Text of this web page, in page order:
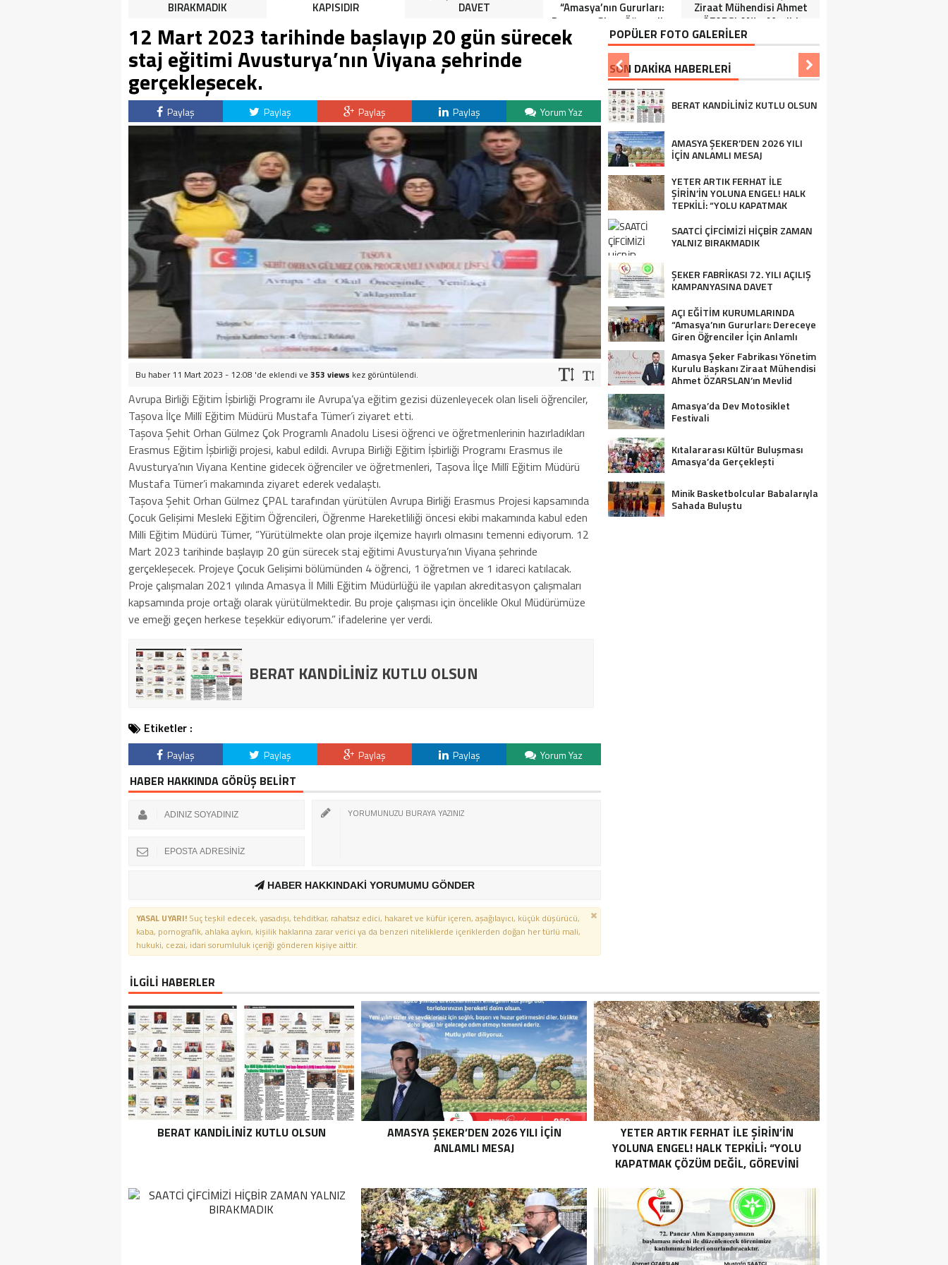
BIRAKMADIK
KAPISIDIR
DAVET
“Amasya’nın Gururları:
Dereceye Giren Öğrenciler
İçin Anlamlı Tören”
Ziraat Mühendisi Ahmet
ÖZARSLAN’ın Mevlid
Kandili Mesajı
12 Mart 2023 tarihinde başlayıp 20 gün sürecek
staj eğitimi Avusturya’nın Viyana şehrinde
gerçekleşecek.
Paylaş Paylaş Paylaş Paylaş Yorum Yaz
Bu haber 11 Mart 2023 - 12:08 'de eklendi ve 353 views kez görüntülendi.
Avrupa Birliği Eğitim İşbirliği Programı ile Avrupa’ya eğitim gezisi düzenleyecek olan liseli öğrenciler,
Taşova İlçe Millî Eğitim Müdürü Mustafa Tümer’i ziyaret etti.
Taşova Şehit Orhan Gülmez Çok Programlı Anadolu Lisesi öğrenci ve öğretmenlerinin hazırladıkları
Erasmus Eğitim İşbirliği projesi, kabul edildi. Avrupa Birliği Eğitim İşbirliği Programı Erasmus ile
Avusturya’nın Viyana Kentine gidecek öğrenciler ve öğretmenleri, Taşova İlçe Millî Eğitim Müdürü
Mustafa Tümer’i makamında ziyaret ederek vedalaştı.
Taşova Şehit Orhan Gülmez ÇPAL tarafından yürütülen Avrupa Birliği Erasmus Projesi kapsamında
Çocuk Gelişimi Mesleki Eğitim Öğrencileri, Öğrenme Hareketliliği öncesi ekibi makamında kabul eden
Milli Eğitim Müdürü Tümer, “Yürütülmekte olan proje ilçemize hayırlı olmasını temenni ediyorum. 12
Mart 2023 tarihinde başlayıp 20 gün sürecek staj eğitimi Avusturya’nın Viyana şehrinde
gerçekleşecek. Projeye Çocuk Gelişimi bölümünden 4 öğrenci, 1 öğretmen ve 1 idareci katılacak.
Proje çalışmaları 2021 yılında Amasya İl Milli Eğitim Müdürlüğü ile yapılan akreditasyon çalışmaları
kapsamında proje ortağı olarak yürütülmektedir. Bu proje çalışması için öncelikle Okul Müdürümüze
ve emeği geçen herkese teşekkür ediyorum.” ifadelerine yer verdi.
BERAT KANDİLİNİZ KUTLU OLSUN
Etiketler :
Paylaş Paylaş Paylaş Paylaş Yorum Yaz
HABER HAKKINDA GÖRÜŞ BELİRT
HABER HAKKINDAKİ YORUMUMU GÖNDER
YASAL UYARI! Suç teşkil edecek, yasadışı, tehditkar, rahatsız edici, hakaret ve küfür içeren, aşağılayıcı, küçük düşürücü,
kaba, pornografik, ahlaka aykırı, kişilik haklarına zarar verici ya da benzeri niteliklerde içeriklerden doğan her türlü mali,
hukuki, cezai, idari sorumluluk içeriği gönderen kişiye aittir.
POPÜLER FOTO GALERİLER
SON DAKİKA HABERLERİ
BERAT KANDİLİNİZ KUTLU OLSUN
AMASYA ŞEKER’DEN 2026 YILI
İÇİN ANLAMLI MESAJ
YETER ARTIK FERHAT İLE
ŞİRİN’İN YOLUNA ENGEL! HALK
TEPKİLİ: “YOLU KAPATMAK
SAATCİ ÇİFCİMİZİ HİÇBİR ZAMAN
YALNIZ BIRAKMADIK
ŞEKER FABRİKASI 72. YILI AÇILIŞ
KAMPANYASINA DAVET
AÇI EĞİTİM KURUMLARINDA
“Amasya’nın Gururları: Dereceye
Giren Öğrenciler İçin Anlamlı
Amasya Şeker Fabrikası Yönetim
Kurulu Başkanı Ziraat Mühendisi
Ahmet ÖZARSLAN’ın Mevlid
Amasya’da Dev Motosiklet
Festivali
Kıtalararası Kültür Buluşması
Amasya’da Gerçekleşti
Minik Basketbolcular Babalarıyla
Sahada Buluştu
İLGİLİ HABERLER
BERAT KANDİLİNİZ KUTLU OLSUN
AMASYA ŞEKER’DEN 2026 YILI İÇİN
ANLAMLI MESAJ
YETER ARTIK FERHAT İLE ŞİRİN’İN
YOLUNA ENGEL! HALK TEPKİLİ: “YOLU
KAPATMAK ÇÖZÜM DEĞİL, GÖREVİNİ